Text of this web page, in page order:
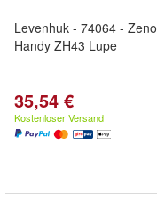
Levenhuk - 74064 - Zeno
Handy ZH43 Lupe
35,54 €
Kostenloser Versand